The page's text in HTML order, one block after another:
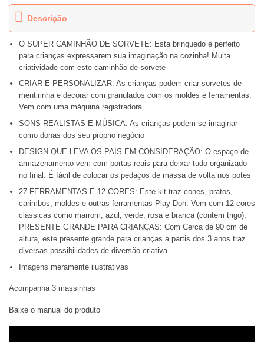
Descrição
O SUPER CAMINHÃO DE SORVETE: Esta brinquedo é perfeito
para crianças expressarem sua imaginação na cozinha! Muita
criatividade com este caminhão de sorvete
CRIAR E PERSONALIZAR: As crianças podem criar sorvetes de
mentirinha e decorar com granulados com os moldes e ferramentas.
Vem com uma máquina registradora
SONS REALISTAS E MÚSICA: As crianças podem se imaginar
como donas dos seu próprio negócio
DESIGN QUE LEVA OS PAIS EM CONSIDERAÇÃO: O espaço de
armazenamento vem com portas reais para deixar tudo organizado
no final. É fácil de colocar os pedaços de massa de volta nos potes
27 FERRAMENTAS E 12 CORES: Este kit traz cones, pratos,
carimbos, moldes e outras ferramentas Play-Doh. Vem com 12 cores
clássicas como marrom, azul, verde, rosa e branca (contém trigo);
PRESENTE GRANDE PARA CRIANÇAS: Com Cerca de 90 cm de
altura, este presente grande para crianças a partis dos 3 anos traz
diversas possibilidades de diversão criativa.
Imagens meramente ilustrativas
Acompanha 3 massinhas
Baixe o manual do produto